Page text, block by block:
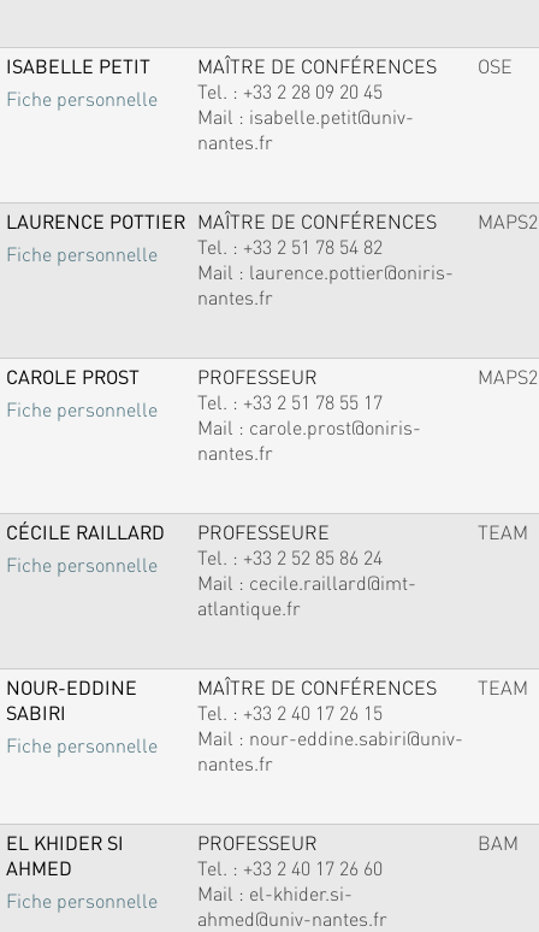
ISABELLE PETIT
Fiche personnelle
MAÎTRE DE CONFÉRENCES
Tel. : +33 2 28 09 20 45
Mail : isabelle.petit@univ-
nantes.fr
OSE
LAURENCE POTTIER
Fiche personnelle
MAÎTRE DE CONFÉRENCES
Tel. : +33 2 51 78 54 82
Mail : laurence.pottier@oniris-
nantes.fr
MAPS2
CAROLE PROST
Fiche personnelle
PROFESSEUR
Tel. : +33 2 51 78 55 17
Mail : carole.prost@oniris-
nantes.fr
MAPS2
CÉCILE RAILLARD
Fiche personnelle
PROFESSEURE
Tel. : +33 2 52 85 86 24
Mail : cecile.raillard@imt-
atlantique.fr
TEAM
NOUR-EDDINE
SABIRI
Fiche personnelle
MAÎTRE DE CONFÉRENCES
Tel. : +33 2 40 17 26 15
Mail : nour-eddine.sabiri@univ-
nantes.fr
TEAM
EL KHIDER SI
AHMED
Fiche personnelle
PROFESSEUR
Tel. : +33 2 40 17 26 60
Mail : el-khider.si-
ahmed@univ-nantes.fr
BAM